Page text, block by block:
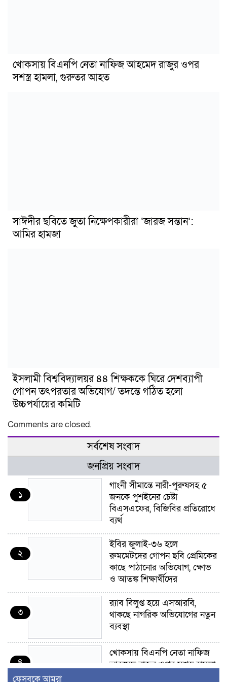
খোকসায় বিএনপি নেতা নাফিজ আহমেদ রাজুর ওপর
সশস্ত্র হামলা, গুরুতর আহত
সাঈদীর ছবিতে জুতা নিক্ষেপকারীরা ‘জারজ সন্তান’:
আমির হামজা
ইসলামী বিশ্ববিদ্যালয়র ৪৪ শিক্ষককে ঘিরে দেশব্যাপী
গোপন তৎপরতার অভিযোগ/ তদন্তে গঠিত হলো
উচ্চপর্যায়ের কমিটি
Comments are closed.
সর্বশেষ সংবাদ
জনপ্রিয় সংবাদ
১
গাংনী সীমান্তে নারী-পুরুষসহ ৫
জনকে পুশইনের চেষ্টা
বিএসএফের, বিজিবির প্রতিরোধে
ব্যর্থ
২
ইবির জুলাই-৩৬ হলে
রুমমেটদের গোপন ছবি প্রেমিকের
কাছে পাঠানোর অভিযোগ, ক্ষোভ
ও আতঙ্ক শিক্ষার্থীদের
৩
র‍্যাব বিলুপ্ত হয়ে এসআরবি,
থাকছে নাগরিক অভিযোগের নতুন
ব্যবস্থা
৪
খোকসায় বিএনপি নেতা নাফিজ
আহমেদ রাজুর ওপর সশস্ত্র হামলা,
ফেসবুকে আমরা